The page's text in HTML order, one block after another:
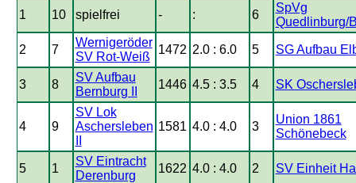
1 10 spielfrei - : 6
SpVg
Quedlinburg/
2 7
Wernigeröder
SV Rot-Weiß
1472 2.0 : 6.0 5 SG Aufbau
3 8
SV Aufbau
Bernburg II
1446 4.5 : 3.5 4 SK
4 9
SV Lok
Aschersleben 1581 4.0 : 4.0 3
Union 1861
Schönebeck
5 1
SV Eintracht
Derenburg
1622 4.0 : 4.0 2 SV Einheit